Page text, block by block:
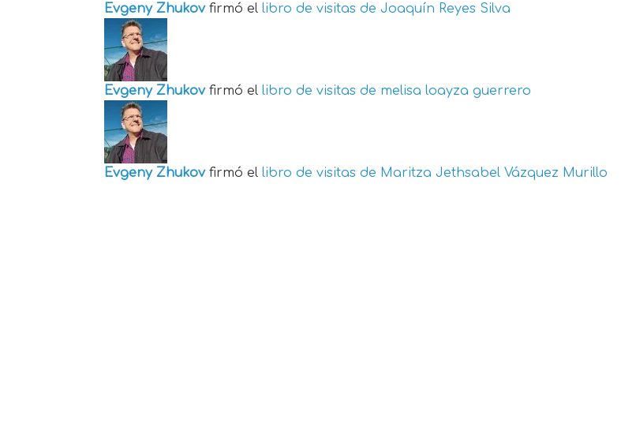
Evgeny Zhukov firmó el libro de visitas de Joaquín Reyes Silva
Evgeny Zhukov firmó el libro de visitas de melisa loayza guerrero
Evgeny Zhukov firmó el libro de visitas de Maritza Jethsabel Vázquez Murillo